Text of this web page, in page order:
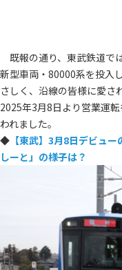
既報の通り、東武鉄道で
新型車両・80000系を投入
さしく、沿線の皆様に愛さ
2025年3月8日より営業運
われました。
◆ 【東武】3月8日デビュ
しーと」の様子は？